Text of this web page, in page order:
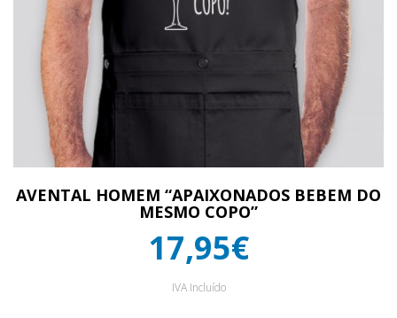
AVENTAL HOMEM “APAIXONADOS BEBEM DO
MESMO COPO”
17,95€
IVA Incluído